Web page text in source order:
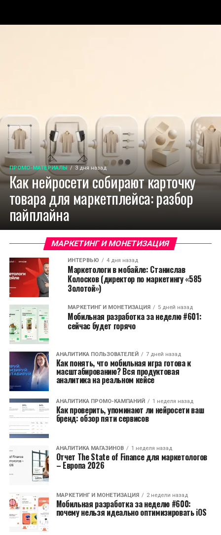
ПРОМО-МАТЕРИАЛЫ 3 дня назад
Как нейросети собирают карточку
товара для маркетплейса: разбор
пайплайна
МАРКЕТИНГ И МОНЕТИЗАЦИЯ
ИНТЕРВЬЮ 4 дня назад
Маркетологи в мобайле: Станислав
Колосков (директор по маркетингу «585
Золотой»)
МАРКЕТИНГ И МОНЕТИЗАЦИЯ 5 дней назад
Мобильная разработка за неделю #601:
сейчас будет горячо
АНАЛИТИКА ПОЛЬЗОВАТЕЛЕЙ 7 дней назад
Как понять, что мобильная игра готова к
масштабированию? Вся продуктовая
аналитика на реальном кейсе
АНАЛИТИКА ПРОМО-КАМПАНИЙ 1 неделя назад
Как проверить, упоминают ли нейросети ваш
бренд: обзор пяти сервисов
АНАЛИТИКА МАГАЗИНОВ 1 неделя назад
Отчет The State of Finance для маркетологов
– Европа 2026
МАРКЕТИНГ И МОНЕТИЗАЦИЯ 2 недели назад
Мобильная разработка за неделю #600:
почему нельзя идеально оптимизировать iOS